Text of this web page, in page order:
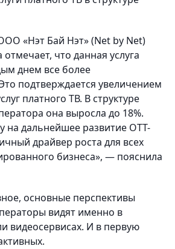
«Нэт Бай Нэт» (Net by Net)
что данная услуга
днем все более
подтверждается увеличением
платного ТВ. В структуре
она выросла до 18%.
на дальнейшее развитие ОТТ-
драйвер роста для всех
бизнеса», — пояснила
основные перспективы
видят именно в
видеосервисах. И в первую